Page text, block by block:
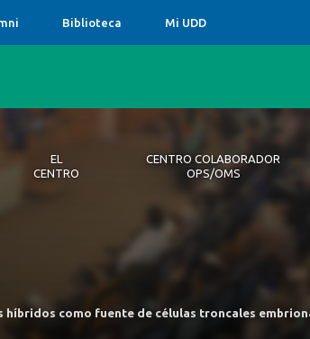
Biblioteca Mi UDD
EL
CENTRO
CENTRO COLABORADOR
OPS/OMS
híbridos como fuente de células troncales